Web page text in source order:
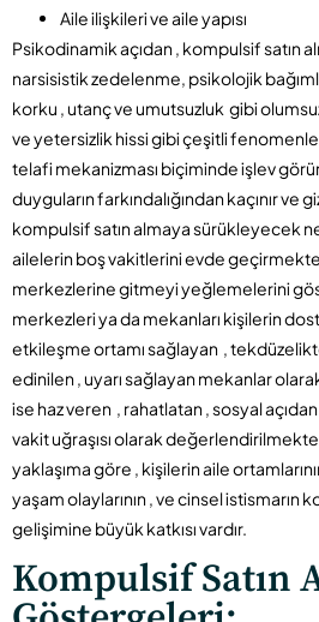
Aile ilişkileri ve aile yapısı
Psikodinamik açıdan , kompulsif satın
narsisistik zedelenme, psikolojik
korku , utanç ve umutsuzluk gibi
ve yetersizlik hissi gibi çeşitli
telafi mekanizması biçiminde işlev
duyguların farkındalığından kaçınır ve
kompulsif satın almaya sürükleyecek
ailelerin boş vakitlerini evde
merkezlerine gitmeyi yeğlemelerini
merkezleri ya da mekanları kişilerin
etkileşme ortamı sağlayan ,
edinilen , uyarı sağlayan mekanlar
ise haz veren , rahatlatan , sosyal
vakit uğraşısı olarak
yaklaşıma göre , kişilerin aile
yaşam olaylarının , ve cinsel istismarın
gelişimine büyük katkısı vardır.
Kompulsif Satın